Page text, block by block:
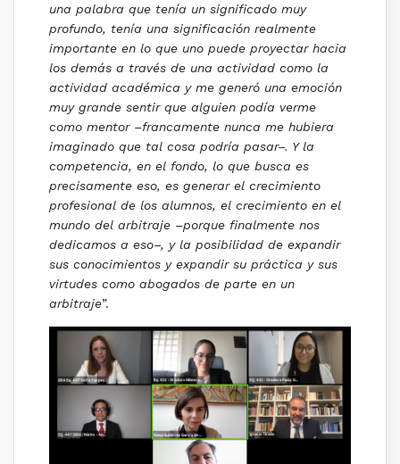
una palabra que tenía un significado muy
profundo, tenía una significación realmente
importante en lo que uno puede proyectar hacia
los demás a través de una actividad como la
actividad académica y me generó una emoción
muy grande sentir que alguien podía verme
como mentor –francamente nunca me hubiera
imaginado que tal cosa podría pasar–. Y la
competencia, en el fondo, lo que busca es
precisamente eso, es generar el crecimiento
profesional de los alumnos, el crecimiento en el
mundo del arbitraje –porque finalmente nos
dedicamos a eso–, y la posibilidad de expandir
sus conocimientos y expandir su práctica y sus
virtudes como abogados de parte en un
arbitraje”.